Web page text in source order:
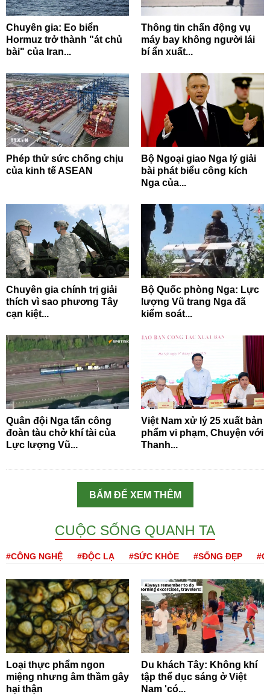
Chuyên gia: Eo biển
Hormuz trở thành "át chủ
bài" của Iran...
Thông tin chấn động vụ
máy bay không người lái
bí ẩn xuất...
Phép thử sức chống chịu
của kinh tế ASEAN
Bộ Ngoại giao Nga lý giải
bài phát biểu công kích
Nga của...
Chuyên gia chính trị giải
thích vì sao phương Tây
cạn kiệt...
Bộ Quốc phòng Nga: Lực
lượng Vũ trang Nga đã
kiểm soát...
Quân đội Nga tấn công
đoàn tàu chở khí tài của
Lực lượng Vũ...
Việt Nam xử lý 25 xuất bản
phẩm vi phạm, Chuyện với
Thanh...
BẤM ĐỂ XEM THÊM
CUỘC SỐNG QUANH TA
#CÔNG NGHỆ #ĐỘC LẠ #SỨC KHỎE #SỐNG ĐẸP
Loại thực phẩm ngon
miệng nhưng âm thầm gây
hại thận
Du khách Tây: Không khí
tập thể dục sáng ở Việt
Nam 'có...